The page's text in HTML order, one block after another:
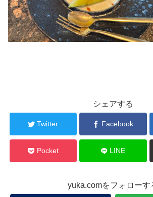
シェアする
Twitter Facebook
Pocket LINE
yuka.comをフォローす